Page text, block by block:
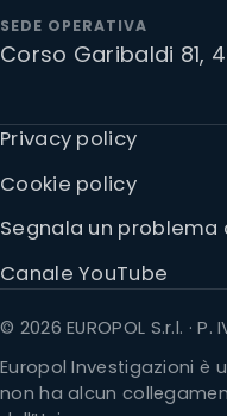
SEDE OPERATIVA
Corso Garibaldi 81,
Privacy policy
Cookie policy
Segnala un
Canale YouTube
© 2026 EUROPOL S.r.l. · P.
Europol Investigazioni è
non ha alcun